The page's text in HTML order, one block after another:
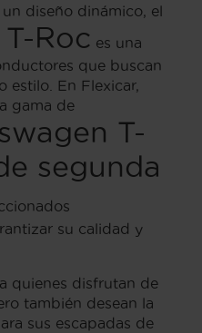
diseño dinámico, el
Roc es una
que buscan
estilo. En Flexicar,
gama de
T-
segunda
su calidad y
quienes disfrutan de
también desean la
sus escapadas de